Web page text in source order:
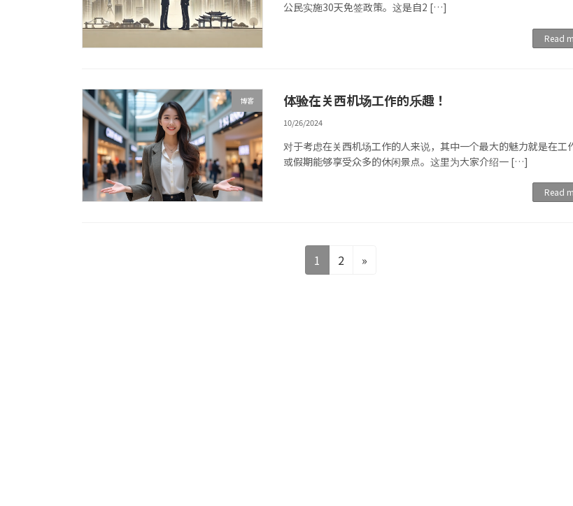
公民实施30天免签政策。这是自2 […]
Read
博客 体验在关西机场工作的乐趣！
10/26/2024
对于考虑在关西机场工作的人来说，其中一个最大的魅力就是在工
或假期能够享受众多的休闲景点。这里为大家介绍一 […]
Read
Page
1 Page
2 »